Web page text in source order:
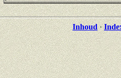
Inhoud ·